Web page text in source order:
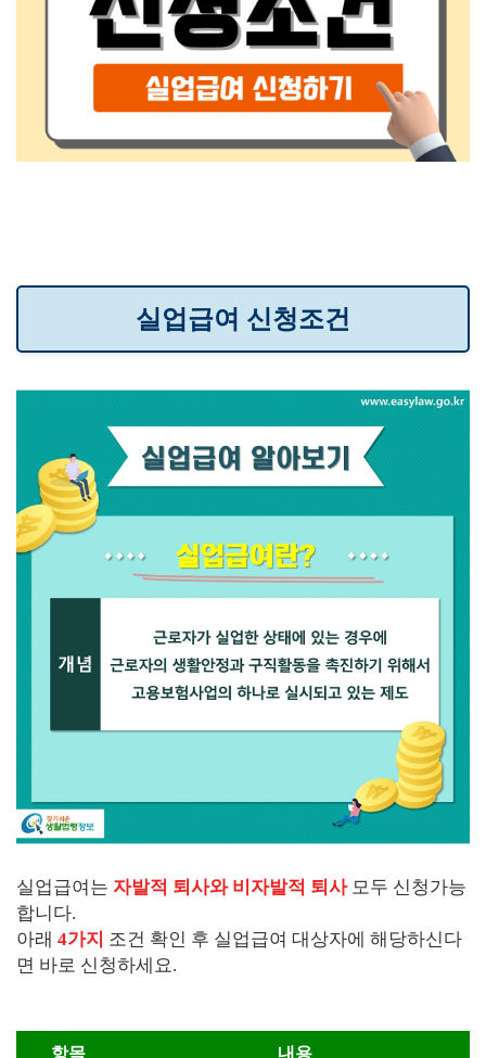
실업급여 신청조건
실업급여는 자발적 퇴사와 비자발적 퇴사모두 신청가능
합니다.
아래 4가지 조건 확인 후 실업급여 대상자에 해당하신다
면 바로 신청하세요.
항목 내용